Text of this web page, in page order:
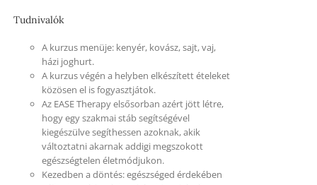
Tudnivalók
A kurzus menüje: kenyér, kovász, sajt, vaj,
házi joghurt.
A kurzus végén a helyben elkészített ételeket
közösen el is fogyasztjátok.
Az EASE Therapy elsősorban azért jött létre,
hogy egy szakmai stáb segítségével
kiegészülve segíthessen azoknak, akik
változtatni akarnak addigi megszokott
egészségtelen életmódjukon.
Kezedben a döntés: egészséged érdekében